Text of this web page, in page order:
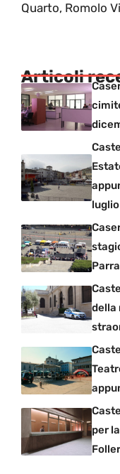
Quarto, Romolo
Articoli
luglio
della
per